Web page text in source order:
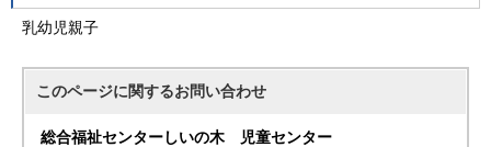
乳幼児親子
このページに関するお問い合わせ
総合福祉センターしいの木 児童センター